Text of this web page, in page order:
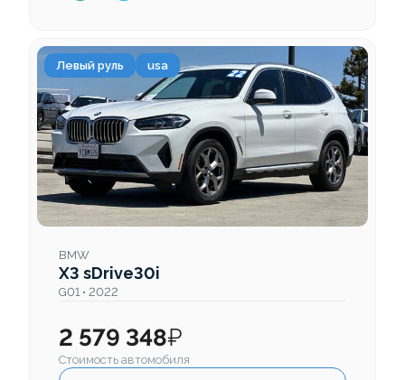
Левый руль usa
BMW
X3 sDrive30i
G01 • 2022
2 579 348₽
Стоимость автомобиля